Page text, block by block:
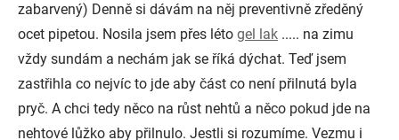
zabarvený) Denně si dávám na něj preventivně zředěný
ocet pipetou. Nosila jsem přes léto gel lak ..... na zimu
vždy sundám a nechám jak se říká dýchat. Teď jsem
zastřihla co nejvíc to jde aby část co není přilnutá byla
pryč. A chci tedy něco na růst nehtů a něco pokud jde na
nehtové lůžko aby přilnulo. Jestli si rozumíme. Vezmu i